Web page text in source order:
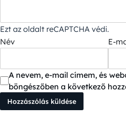
Ezt az oldalt reCAPTCHA védi.
Név
E-
A nevem, e-mail címem, és
böngészőben a következő